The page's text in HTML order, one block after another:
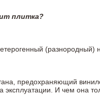
плитка?
предохраняющий
эксплуатации. И чем она